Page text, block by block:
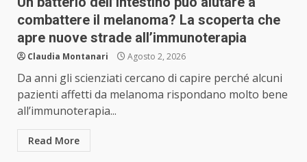
combattere il melanoma? La scoperta che
apre nuove strade all’immunoterapia
Claudia Montanari Agosto 2, 2026
Da anni gli scienziati cercano di capire perché alcuni
pazienti affetti da melanoma rispondano molto bene
all’immunoterapia...
Read More